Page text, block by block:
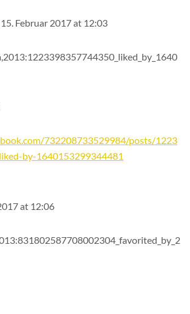
15. Februar 2017 at 12:03
732208733529984/posts/1223
by-1640153299344481
at 12:06